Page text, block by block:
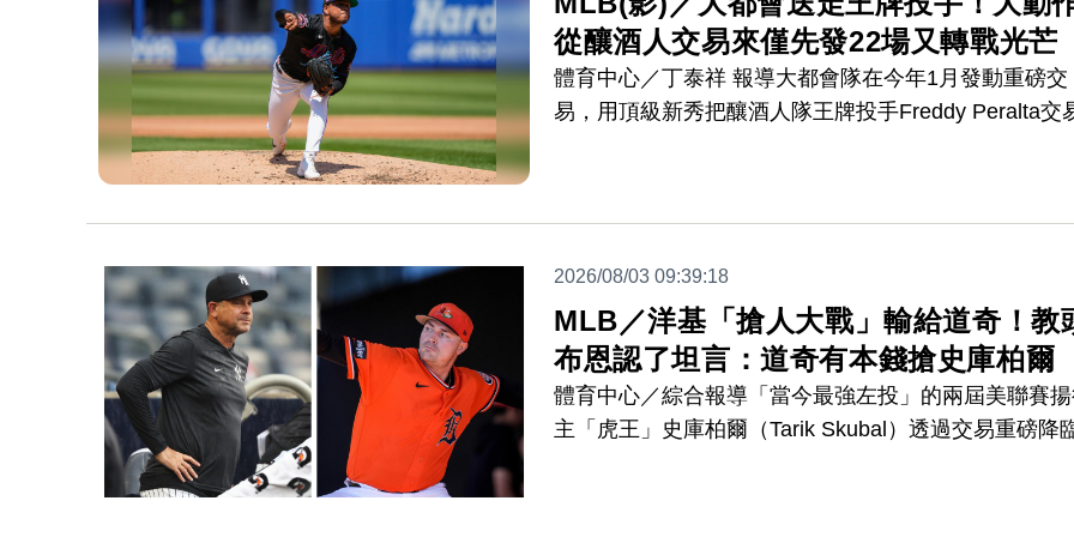
從釀酒人交易來僅先發22場又轉戰光芒
體育中心／丁泰祥 報導大都會隊在今年1月發動重磅交
易，用頂級新秀把釀酒人隊王牌投手Freddy Peralta交
2026/08/03 09:39:18
MLB／洋基「搶人大戰」輸給道奇！教
布恩認了坦言：道奇有本錢搶史庫柏爾
體育中心／綜合報導「當今最強左投」的兩屆美聯賽
主「虎王」史庫柏爾（Tarik Skubal）透過交易重磅降